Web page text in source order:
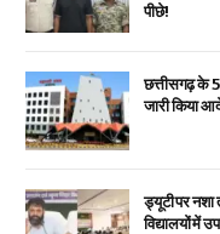
पीछे!
छत्तीसगढ़ के
जारी किया
ड्यूटी पर
विद्यालयों में